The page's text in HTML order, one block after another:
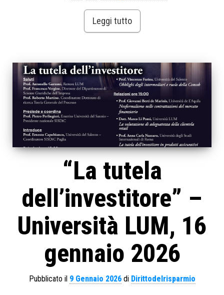
Leggi tutto
“La tutela
dell’investitore” –
Università LUM, 16
gennaio 2026
Pubblicato il 9 Gennaio 2026di Dirittodelrisparmio